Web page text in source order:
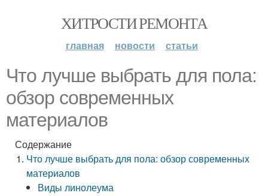
ХИТРОСТИ РЕМОНТА
главная новости статьи
Что лучше выбрать для пола:
обзор современных
материалов
Содержание
Что лучше выбрать для пола: обзор современных
материалов
Виды линолеума